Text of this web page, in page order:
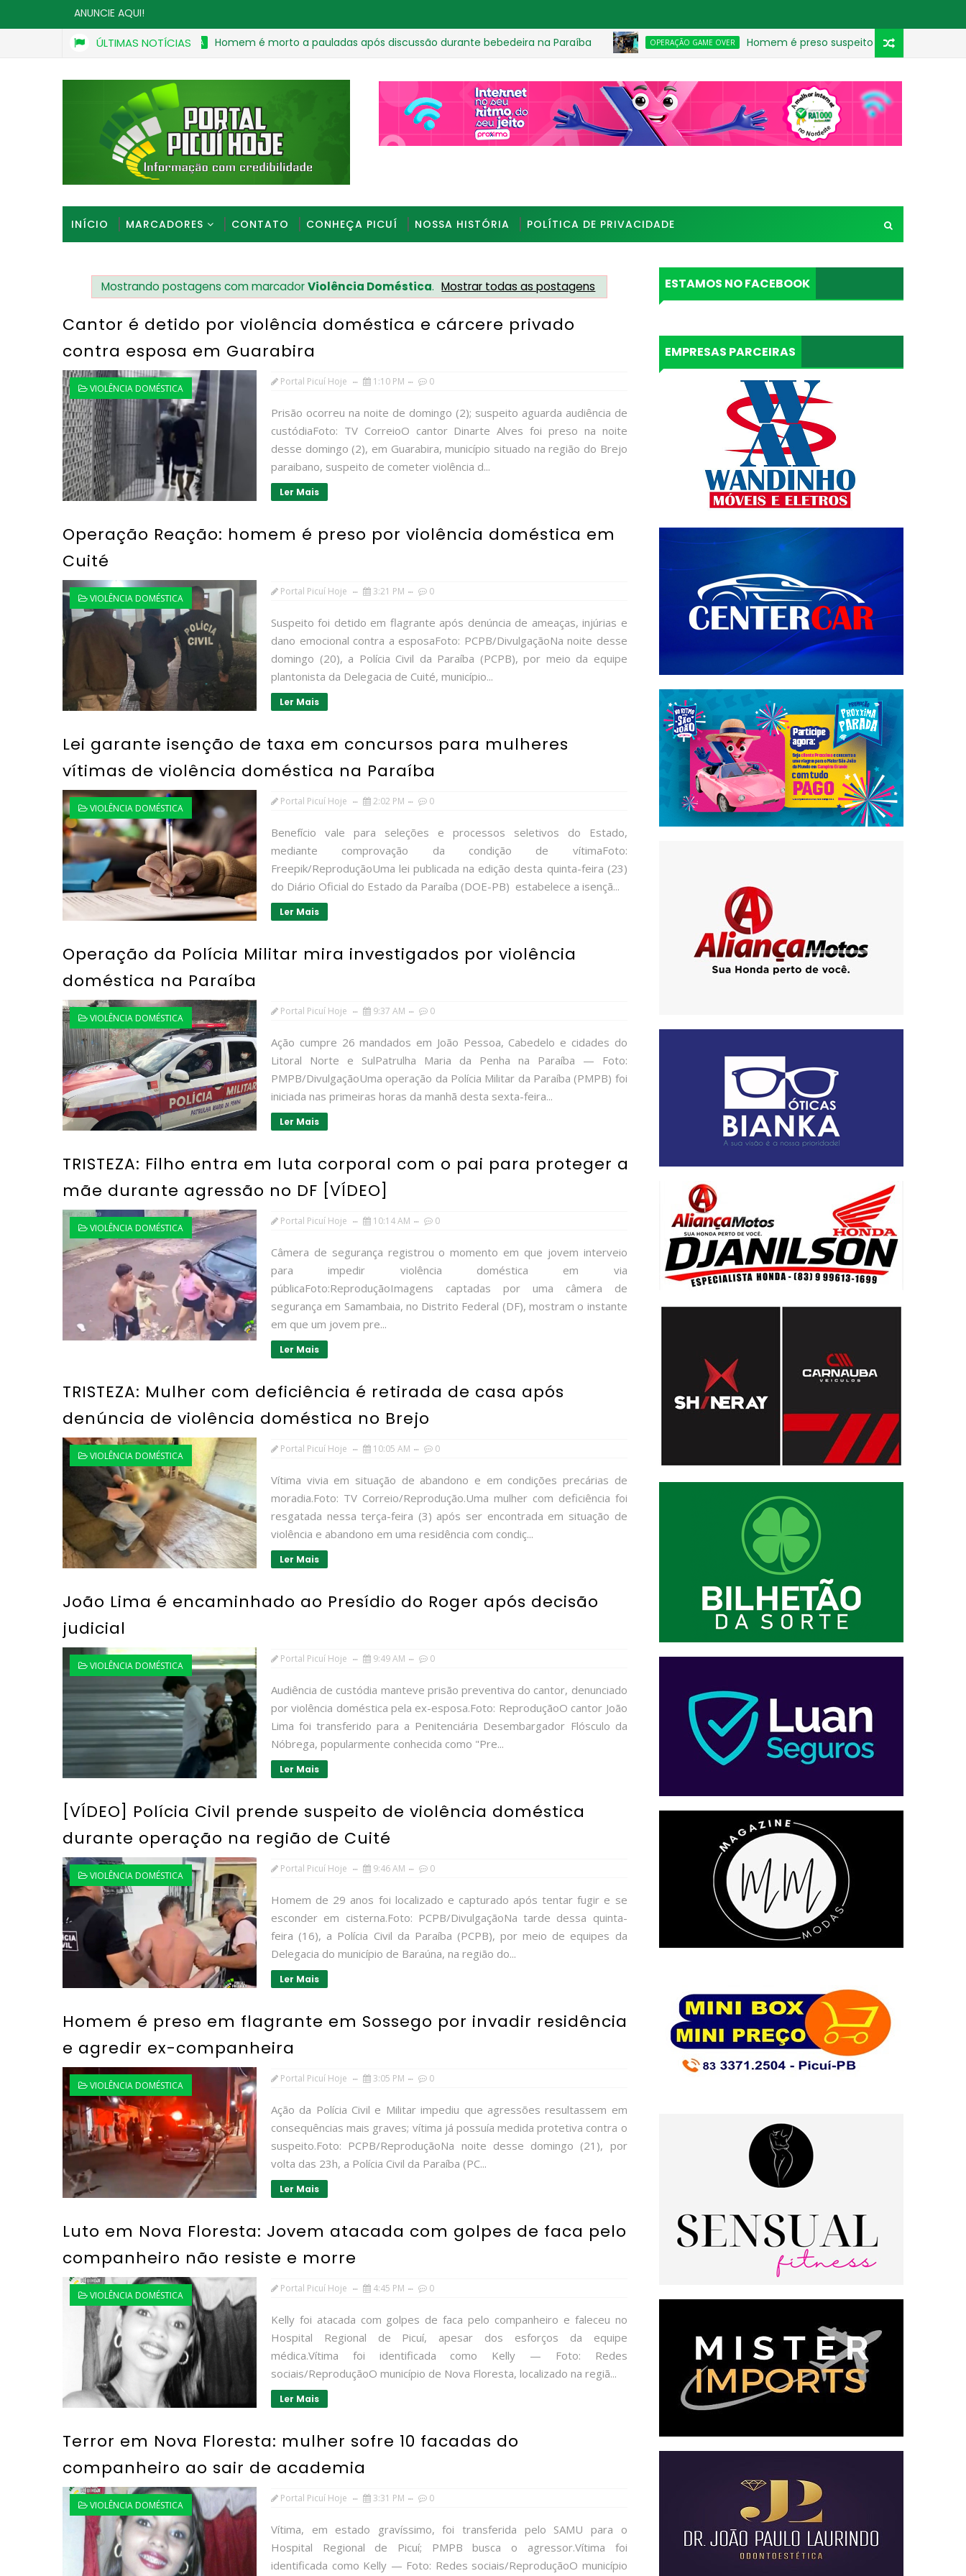
ANUNCIE AQUI!
ÚLTIMAS NOTÍCIAS
BEBEDEIRA Homem é morto a pauladas após discussão durante bebedeira na Paraíba OPERAÇÃO GAME OVER Homem é preso suspeito de ameaçar criança e
INÍCIO MARCADORES CONTATO CONHEÇA PICUÍ NOSSA HISTÓRIA POLÍTICA DE PRIVACIDADE
Mostrando postagens com marcadorViolência Doméstica. Mostrar todas as postagens
Cantor é detido por violência doméstica e cárcere privado
contra esposa em Guarabira
VIOLÊNCIA DOMÉSTICA
Portal Picuí Hoje 1:10 PM 0
Prisão ocorreu na noite de domingo (2); suspeito aguarda audiência de
custódiaFoto: TV CorreioO cantor Dinarte Alves foi preso na noite
desse domingo (2), em Guarabira, município situado na região do Brejo
paraibano, suspeito de cometer violência d...
Ler Mais
Operação Reação: homem é preso por violência doméstica em
Cuité
VIOLÊNCIA DOMÉSTICA
Portal Picuí Hoje 3:21 PM 0
Suspeito foi detido em flagrante após denúncia de ameaças, injúrias e
dano emocional contra a esposaFoto: PCPB/DivulgaçãoNa noite desse
domingo (20), a Polícia Civil da Paraíba (PCPB), por meio da equipe
plantonista da Delegacia de Cuité, município...
Ler Mais
Lei garante isenção de taxa em concursos para mulheres
vítimas de violência doméstica na Paraíba
VIOLÊNCIA DOMÉSTICA
Portal Picuí Hoje 2:02 PM 0
Benefício vale para seleções e processos seletivos do Estado,
mediante comprovação da condição de vítimaFoto:
Freepik/ReproduçãoUma lei publicada na edição desta quinta-feira (23)
do Diário Oficial do Estado da Paraíba (DOE-PB) estabelece a isençã...
Ler Mais
Operação da Polícia Militar mira investigados por violência
doméstica na Paraíba
VIOLÊNCIA DOMÉSTICA
Portal Picuí Hoje 9:37 AM 0
Ação cumpre 26 mandados em João Pessoa, Cabedelo e cidades do
Litoral Norte e SulPatrulha Maria da Penha na Paraíba — Foto:
PMPB/DivulgaçãoUma operação da Polícia Militar da Paraíba (PMPB) foi
iniciada nas primeiras horas da manhã desta sexta-feira...
Ler Mais
TRISTEZA: Filho entra em luta corporal com o pai para proteger a
mãe durante agressão no DF [VÍDEO]
VIOLÊNCIA DOMÉSTICA
Portal Picuí Hoje 10:14 AM 0
Câmera de segurança registrou o momento em que jovem interveio
para impedir violência doméstica em via
públicaFoto:ReproduçãoImagens captadas por uma câmera de
segurança em Samambaia, no Distrito Federal (DF), mostram o instante
em que um jovem pre...
Ler Mais
TRISTEZA: Mulher com deficiência é retirada de casa após
denúncia de violência doméstica no Brejo
VIOLÊNCIA DOMÉSTICA
Portal Picuí Hoje 10:05 AM 0
Vítima vivia em situação de abandono e em condições precárias de
moradia.Foto: TV Correio/Reprodução.Uma mulher com deficiência foi
resgatada nessa terça-feira (3) após ser encontrada em situação de
violência e abandono em uma residência com condiç...
Ler Mais
João Lima é encaminhado ao Presídio do Roger após decisão
judicial
VIOLÊNCIA DOMÉSTICA
Portal Picuí Hoje 9:49 AM 0
Audiência de custódia manteve prisão preventiva do cantor, denunciado
por violência doméstica pela ex-esposa.Foto: ReproduçãoO cantor João
Lima foi transferido para a Penitenciária Desembargador Flósculo da
Nóbrega, popularmente conhecida como "Pre...
Ler Mais
[VÍDEO] Polícia Civil prende suspeito de violência doméstica
durante operação na região de Cuité
VIOLÊNCIA DOMÉSTICA
Portal Picuí Hoje 9:46 AM 0
Homem de 29 anos foi localizado e capturado após tentar fugir e se
esconder em cisterna.Foto: PCPB/DivulgaçãoNa tarde dessa quinta-
feira (16), a Polícia Civil da Paraíba (PCPB), por meio de equipes da
Delegacia do município de Baraúna, na região do...
Ler Mais
Homem é preso em flagrante em Sossego por invadir residência
e agredir ex-companheira
VIOLÊNCIA DOMÉSTICA
Portal Picuí Hoje 3:05 PM 0
Ação da Polícia Civil e Militar impediu que agressões resultassem em
consequências mais graves; vítima já possuía medida protetiva contra o
suspeito.Foto: PCPB/ReproduçãoNa noite desse domingo (21), por
volta das 23h, a Polícia Civil da Paraíba (PC...
Ler Mais
Luto em Nova Floresta: Jovem atacada com golpes de faca pelo
companheiro não resiste e morre
VIOLÊNCIA DOMÉSTICA
Portal Picuí Hoje 4:45 PM 0
Kelly foi atacada com golpes de faca pelo companheiro e faleceu no
Hospital Regional de Picuí, apesar dos esforços da equipe
médica.Vítima foi identificada como Kelly — Foto: Redes
sociais/ReproduçãoO município de Nova Floresta, localizado na regiã...
Ler Mais
Terror em Nova Floresta: mulher sofre 10 facadas do
companheiro ao sair de academia
VIOLÊNCIA DOMÉSTICA
Portal Picuí Hoje 3:31 PM 0
Vítima, em estado gravíssimo, foi transferida pelo SAMU para o
Hospital Regional de Picuí; PMPB busca o agressor.Vítima foi
identificada como Kelly — Foto: Redes sociais/ReproduçãoO município
ESTAMOS NO FACEBOOK
EMPRESAS PARCEIRAS